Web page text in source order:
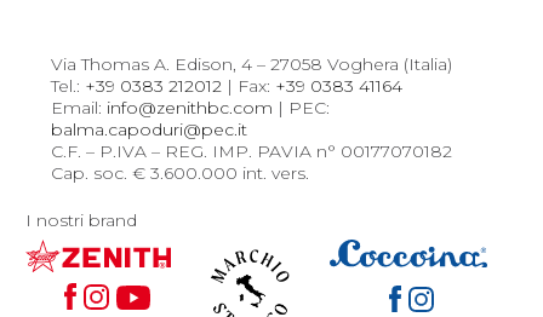
Via Thomas A. Edison, 4 – 27058 Voghera (Italia)
Tel.: +39 0383 212012 | Fax: +39 0383 41164
Email: info@zenithbc.com | PEC:
balma.capoduri@pec.it
C.F. – P.IVA – REG. IMP. PAVIA n° 00177070182
Cap. soc. € 3.600.000 int. vers.
I nostri brand